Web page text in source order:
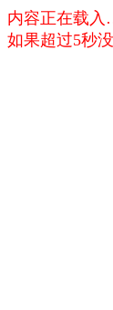
内容正在载
如果超过5秒